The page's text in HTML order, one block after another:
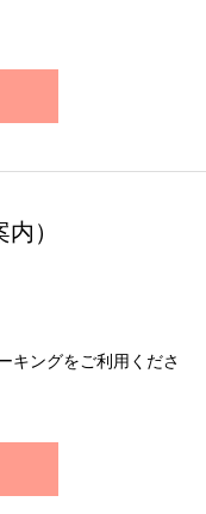
）
キングをご利用くださ